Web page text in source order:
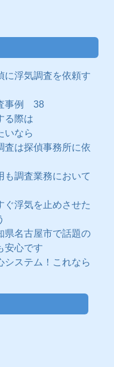
浮気調査を依頼す
事例 38
る際は
いなら
は探偵事務所に依
調査業務において
浮気を止めさせた
名古屋市で話題の
安心です
ステム！これなら